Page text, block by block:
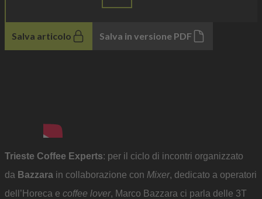
Salva articolo Salva in versione PDF
Trieste Coffee Experts: per il ciclo di incontri organizzato
da Bazzara in collaborazione con Mixer, dedicato a operatori
dell’Horeca e coffee lover, Marco Bazzara ci parla delle 3T